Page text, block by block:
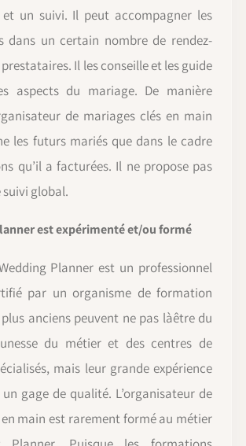
et un suivi. Il peut accompagner les
dans un certain nombre de rendez-
Il les conseille et les guide
aspects du mariage. De manière
de mariages clés en main
les futurs mariés que dans le cadre
qu’il a facturées. Il ne propose pas
global.
est expérimenté et/ou formé
Planner est un professionnel
par un organisme de formation
anciens peuvent ne pas làêtre du
du métier et des centres de
mais leur grande expérience
un gage de qualité. L’organisateur de
main est rarement formé au métier